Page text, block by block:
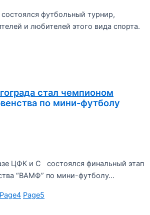
футбольный турнир,
и любителей этого вида спорта.
стал чемпионом
по мини-футболу
ЦФК и С состоялся финальный этап
“ВАМФ” по мини-футболу…
Page4 Page5